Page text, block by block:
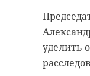
уделить